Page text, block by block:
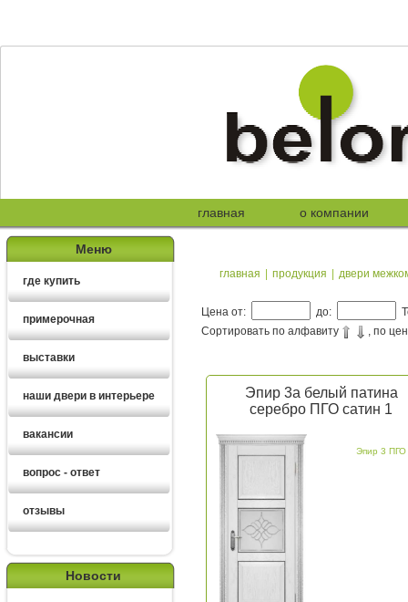
главная о компании
Меню
где купить
примерочная
выставки
наши двери в интерьере
вакансии
вопрос - ответ
отзывы
Новости
главная | продукция | двери
Цена от: до:
Сортировать по алфавиту
, по
Эпир 3а белый патина
серебро ПГО сатин 1
Эпир 3 ПГО
Екатерина
Здравствуйте!